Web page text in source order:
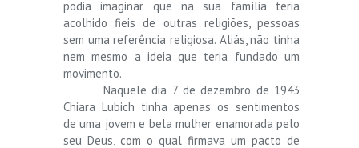
podia imaginar que na sua família teria
acolhido fieis de outras religiões, pessoas
sem uma referência religiosa. Aliás, não tinha
nem mesmo a ideia que teria fundado um
movimento.
Naquele dia 7 de dezembro de 1943
Chiara Lubich tinha apenas os sentimentos
de uma jovem e bela mulher enamorada pelo
seu Deus, com o qual firmava um pacto de